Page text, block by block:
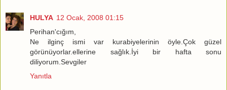
HULYA 12 Ocak, 2008 01:15
Perihan'cığım,
Ne ilginç ismi var kurabiyelerinin öyle.Çok güzel
görünüyorlar.ellerine sağlık.İyi bir hafta sonu
diliyorum.Sevgiler
Yanıtla